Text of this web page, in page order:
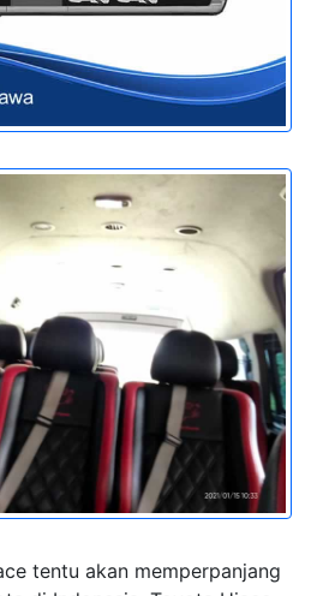
tentu akan memperpanjang